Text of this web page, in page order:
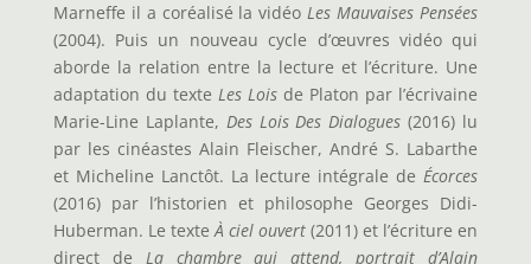
Marneffe il a coréalisé la vidéoLes Mauvaises Pensées
(2004). Puis un nouveau cycle d’œuvres vidéo qui
aborde la relation entre la lecture et l’écriture. Une
adaptation du texte Les Lois de Platon par l’écrivaine
Marie-Line Laplante, Des Lois Des Dialogues (2016) lu
par les cinéastes Alain Fleischer, André S. Labarthe
et Micheline Lanctôt. La lecture intégrale deÉcorces
(2016) par l’historien et philosophe Georges Didi-
Huberman. Le texte À ciel ouvert (2011) et l’écriture en
direct de La chambre qui attend, portrait d’Alain